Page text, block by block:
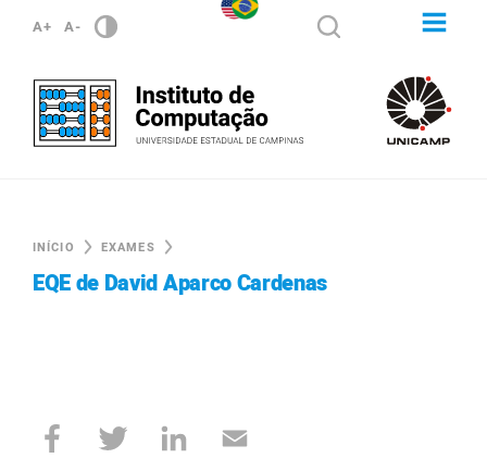
A+ A-
INÍCIO EXAMES
EQE de David Aparco Cardenas